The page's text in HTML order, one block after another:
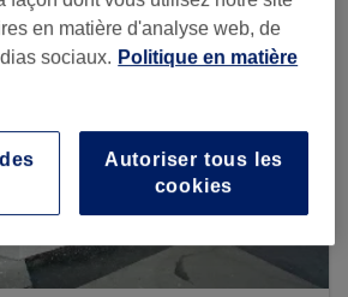
en matière d'analyse web, de
sociaux. Politique en matière
Autoriser tous les
cookies